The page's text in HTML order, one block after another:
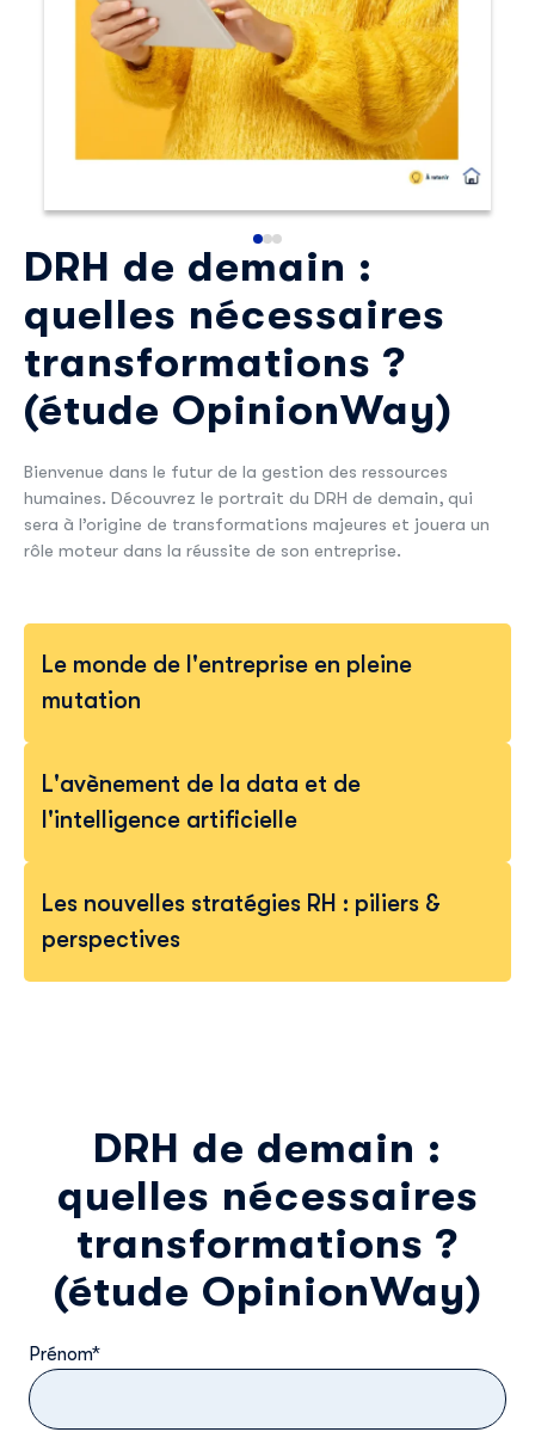
Découvrir Skillup
E-mail professionnel *
*
Skillup utilise vos informations pour vous fournir du
pouvez vous désinscrire à tout moment. Pour plus de
détails, consultez notrepolitique de confidentialité.
DRH de demain :
quelles nécessaires
transformations ?
(étude OpinionWay)
Bienvenue dans le futur de la gestion des ressources
humaines. Découvrez le portrait du DRH de demain, qui
sera à l’origine de transformations majeures et jouera un
rôle moteur dans la réussite de son entreprise.
Le monde de l'entreprise en pleine
mutation
L'avènement de la data et de
l'intelligence artificielle
Les nouvelles stratégies RH : piliers &
perspectives
DRH de demain :
quelles nécessaires
transformations ?
(étude OpinionWay)
Prénom*